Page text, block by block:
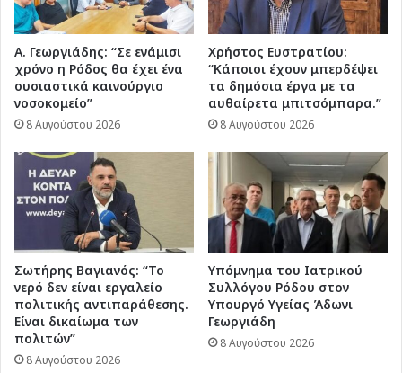
Α. Γεωργιάδης: “Σε ενάμισι
χρόνο η Ρόδος θα έχει ένα
ουσιαστικά καινούργιο
νοσοκομείο”
8 Αυγούστου 2026
Χρήστος Ευστρατίου:
“Κάποιοι έχουν μπερδέψει
τα δημόσια έργα με τα
αυθαίρετα μπιτσόμπαρα.”
8 Αυγούστου 2026
Σωτήρης Βαγιανός: “Το
νερό δεν είναι εργαλείο
πολιτικής αντιπαράθεσης.
Είναι δικαίωμα των
πολιτών”
8 Αυγούστου 2026
Υπόμνημα του Ιατρικού
Συλλόγου Ρόδου στον
Υπουργό Υγείας Άδωνι
Γεωργιάδη
8 Αυγούστου 2026